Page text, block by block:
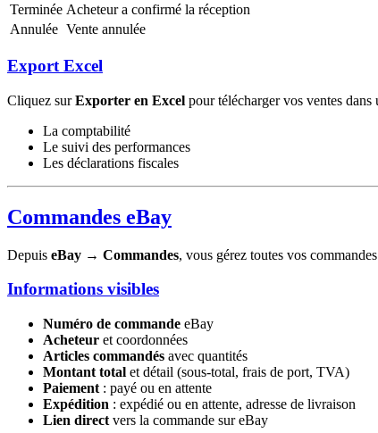
Terminée Acheteur a confirmé la réception
Annulée Vente annulée
Export Excel
Cliquez surExporter en Excel pour télécharger vos ventes
La comptabilité
Le suivi des performances
Les déclarations fiscales
Commandes eBay
Depuis eBay → Commandes, vous gérez toutes vos
Informations visibles
Numéro de commande eBay
Acheteur et coordonnées
Articles commandés avec quantités
Montant total et détail (sous-total, frais de port, TVA)
Paiement : payé ou en attente
Expédition : expédié ou en attente, adresse de livraison
Lien direct vers la commande sur eBay